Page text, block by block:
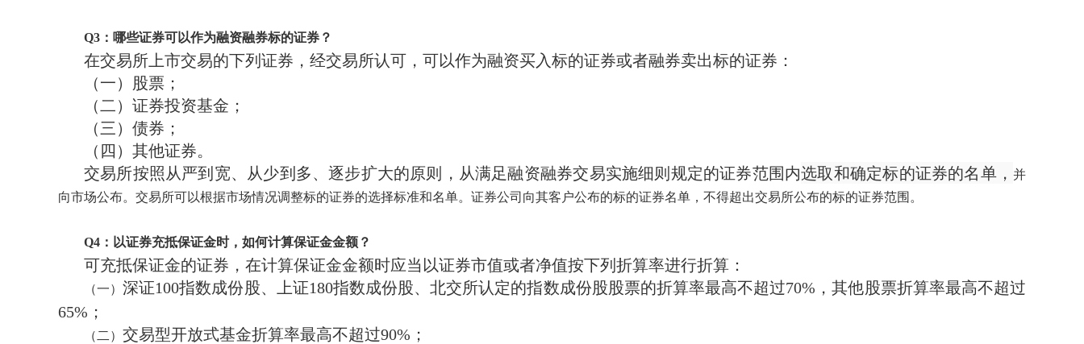
Q3：哪些证券可以作为融资融券标的证券？
在交易所上市交易的下列证券，经交易所认可，可以作为融资买入标的证券或者融券卖出标的证券：
（一）股票；
（二）证券投资基金；
（三）债券；
（四）其他证券。
交易所按照从严到宽、从少到多、逐步扩大的原则，从满足融资融券交易实施细则规定的证券范围内选取和确定标的证券的名单，并
向市场公布。交易所可以根据市场情况调整标的证券的选择标准和名单。证券公司向其客户公布的标的证券名单，不得超出交易所公布的标的证券范围。
Q4 ：以证券充抵保证金时，如何计算保证金金额？
可充抵保证金的证券，在计算保证金金额时应当以证券市值或者净值按下列折算率进行折算：
（一）深证100指数成份股、上证180指数成份股、北交所认定的指数成份股股票的折算率最高不超过70%，其他股票折算率最高不超过
65%；
（二） 交易型开放式基金折算率最高不超过90%；